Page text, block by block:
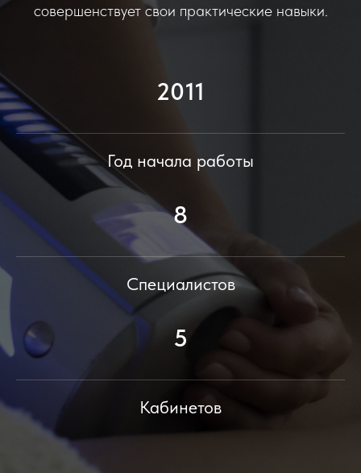
совершенствует свои практические навыки.
2011
Год начала работы
8
Специалистов
5
Кабинетов